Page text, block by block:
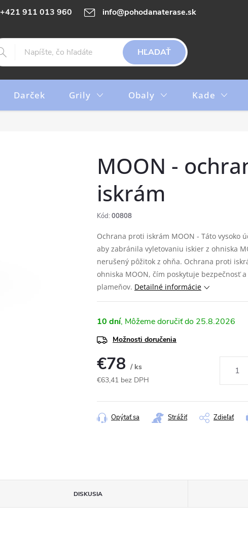
+421 911 013 960 info@pohodanaterase.sk
HĽADAŤ
Darček Grily Obaly Kade
MOON -
iskrám
Kód: 00808
Ochrana proti iskrám MOON - Táto vysoko
aby zabránila vyletovaniu iskier z ohniska
nerušený pôžitok z ohňa. Ochrana proti
ohniska MOON, čím poskytuje bezpečnosť
plameňov. Detailné informácie
10 dní 25.8.2026
Možnosti doručenia
€78 / ks
€63,41 bez DPH
cena:
Opýtať sa Strážiť Zdieľať
DISKUSIA